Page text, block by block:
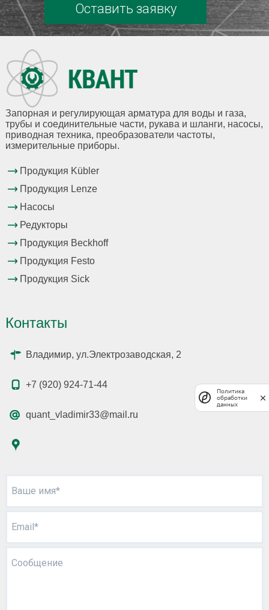
Оставить заявку
Запорная и регулирующая арматура для воды и газа,
трубы и соединительные части, рукава и шланги, насосы,
приводная техника, преобразователи частоты,
измерительные приборы.
Продукция Kübler
Продукция Lenze
Насосы
Редукторы
Продукция Beckhoff
Продукция Festo
Продукция Sick
Контакты
Владимир, ул.Электрозаводская, 2
+7 (920) 924-71-44
quant_vladimir33@mail.ru
Ваше имя*
Email*
Сообщение
Политика
обработки
данных